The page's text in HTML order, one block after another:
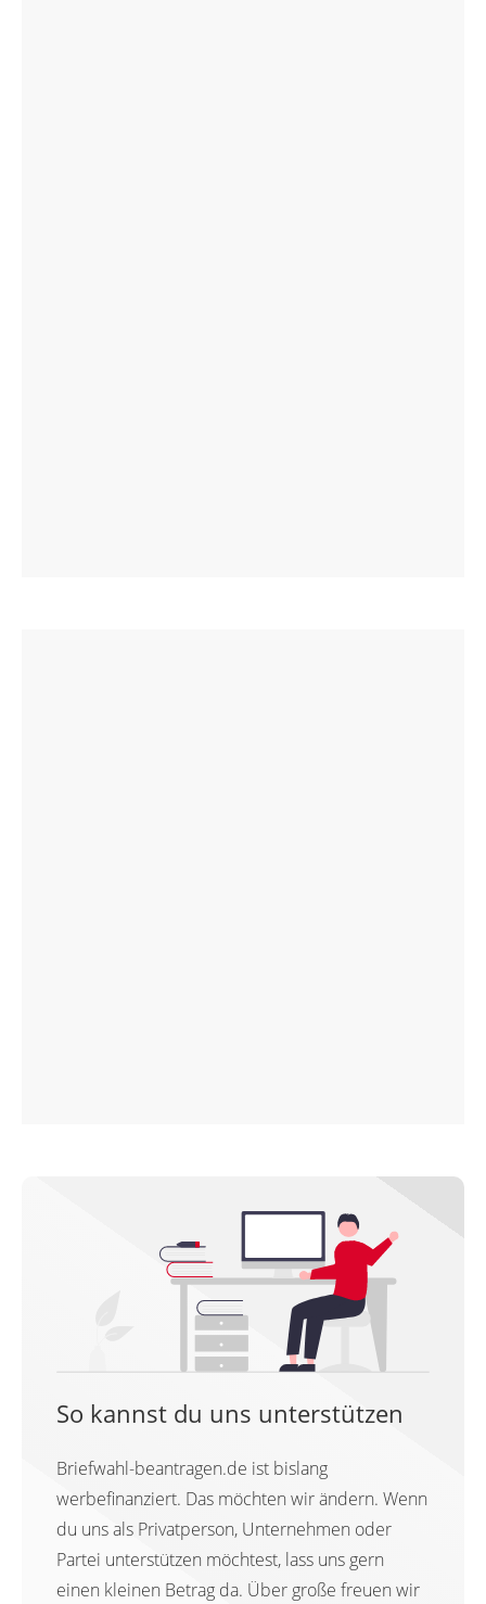
So kannst du uns unterstützen
Briefwahl-beantragen.de ist bislang
werbefinanziert. Das möchten wir ändern. Wenn
du uns als Privatperson, Unternehmen oder
Partei unterstützen möchtest, lass uns gern
einen kleinen Betrag da. Über große freuen wir